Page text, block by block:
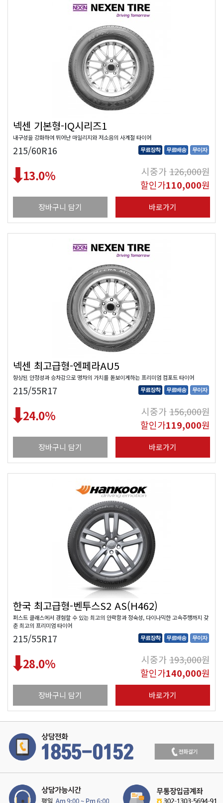
넥센 기본형-IQ시리즈1
내구성을 강화하여 뛰어난 마일리지와 저소음의 사계절 타이어
215/60R16 무료장착 무료배송 무이자
13.0% 시중가126,000원
할인가110,000원
장바구니 담기 바로가기
넥센 최고급형-엔페라AU5
향상된 안정성과 승차감으로 명차의 가치를 돋보이게하는 프리미엄 컴포트 타이어
215/55R17 무료장착 무료배송 무이자
24.0% 시중가156,000원
할인가119,000원
장바구니 담기 바로가기
한국 최고급형-벤투스S2 AS(H462)
퍼스트 클래스에서 경험할 수 있는 최고의 안락함과 정숙성, 다이나믹한 고속주행까지 갖
춘 최고의 프리미엄 타이어
215/55R17 무료장착 무료배송 무이자
28.0% 시중가193,000원
할인가140,000원
장바구니 담기 바로가기